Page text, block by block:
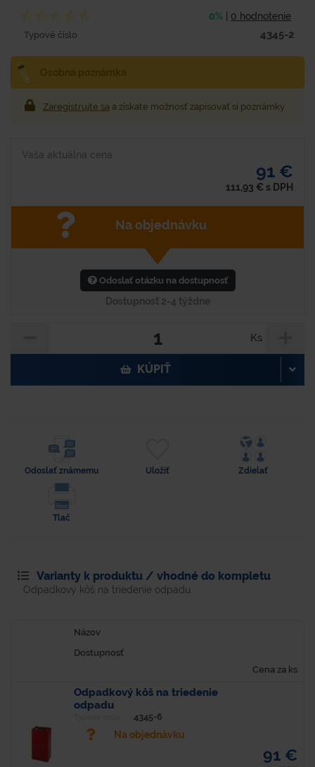
0% 0 hodnotenie
Typové číslo 4345-2
Zaregistrujte sa a získate možnosť zapisovať si poznámky
Vaša aktuálna cena
91 €
111,93 € s DPH
Na objednávku
Odoslať otázku na dostupnosť
Dostupnosť 2-4 týždne
Ks
KÚPIŤ
Odoslať známemu Uložiť Zdielať
Tlač
Varianty k produktu / vhodné do kompletu
Odpadkový kôš na triedenie odpadu
Názov
Dostupnosť
Cena za ks
Odpadkový kôš na triedenie
odpadu
4345-6
Na objednávku
91 €